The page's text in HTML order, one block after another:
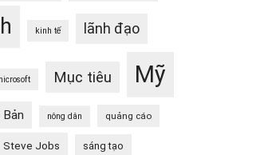
kinh tế lãnh đạo
Mục tiêu Mỹ
nông dân quảng cáo
Steve Jobs sáng tạo